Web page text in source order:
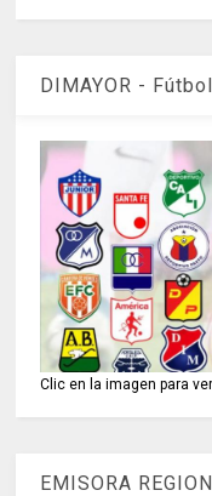
DIMAYOR -
Clic en la imagen para
EMISORA